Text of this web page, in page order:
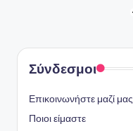
pagination
Σύνδεσμοι
Επικοινωνήστε μαζί μας
Ποιοι είμαστε